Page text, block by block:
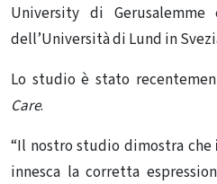
University di
dell’Università di Lund in
Lo studio è stato
Care.
“Il nostro studio dimostra che
innesca la corretta